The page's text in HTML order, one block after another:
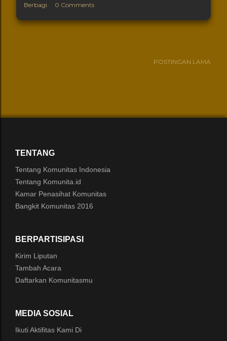
Berbagi 0 Comments
POSTINGAN LAMA
TENTANG
Tentang Komunitas Indonesia
Tentang Komunita.id
Kamar Penasihat Komunitas
Bangkit Komunitas 2016
BERPARTISIPASI
Kirim Liputan
Tambah Acara
Daftarkan Komunitasmu
MEDIA SOSIAL
Ikuti Aktifitas Kami Di